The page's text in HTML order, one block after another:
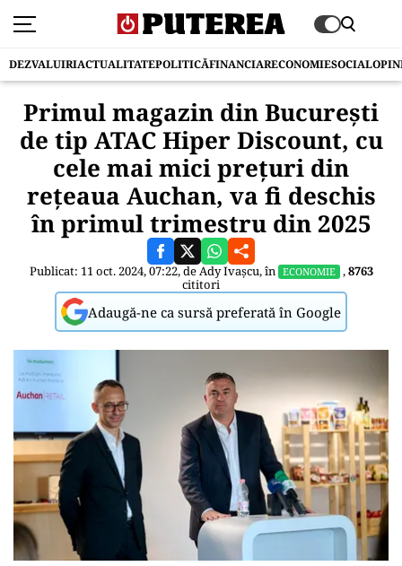
DEZVALUIRIACTUALITATEPOLITICĂFINANCIARECONOMIESOCIAL
Primul magazin din Bucureşti
de tip ATAC Hiper Discount, cu
cele mai mici preţuri din
reţeaua Auchan, va fi deschis
în primul trimestru din 2025
Publicat: 11 oct. 2024, 07:22, deAdy Ivașcu, în ECONOMIE ,8763
cititori
Adaugă-ne ca sursă preferată în Google